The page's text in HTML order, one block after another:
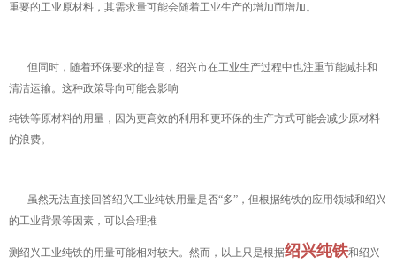
重要的工业原材料，其需求量可能会随着工业生产的增加而增加。
但同时，随着环保要求的提高，绍兴市在工业生产过程中也注重节能减排和
清洁运输。这种政策导向可能会影响
纯铁等原材料的用量，因为更高效的利用和更环保的生产方式可能会减少原材料
的浪费。
虽然无法直接回答绍兴工业纯铁用量是否“多”，但根据纯铁的应用领域和绍兴
的工业背景等因素，可以合理推
测绍兴工业纯铁的用量可能相对较大。然而，以上只是根据绍兴纯铁和绍兴